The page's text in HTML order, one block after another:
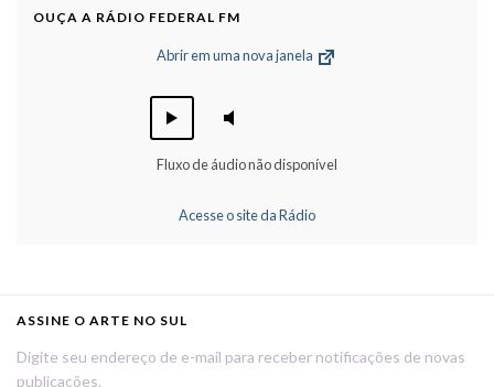
OUÇA A RÁDIO FEDERAL FM
Abrir em uma nova janela
Fluxo de áudio não disponível
Acesse o site da Rádio
ASSINE O ARTE NO SUL
Digite seu endereço de e-mail para receber notificações de novas
publicações.